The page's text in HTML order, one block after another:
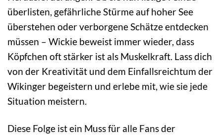
überlisten, gefährliche Stürme auf hoher See
überstehen oder verborgene Schätze entdecken
müssen – Wickie beweist immer wieder, dass
Köpfchen oft stärker ist als Muskelkraft. Lass dich
von der Kreativität und dem Einfallsreichtum der
Wikinger begeistern und erlebe mit, wie sie jede
Situation meistern.
Diese Folge ist ein Muss für alle Fans der